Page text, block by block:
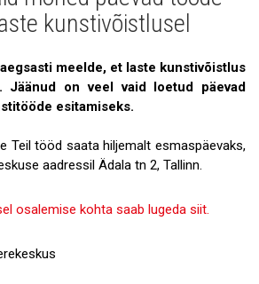
kunstivõistlusel
meelde, et laste kunstivõistlus
Jäänud on veel vaid loetud päevad
esitamiseks.
Teil tööd saata hiljemalt esmaspäevaks,
aadressil Ädala tn 2, Tallinn.
osalemise kohta saab lugeda siit.